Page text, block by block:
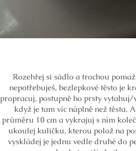
Rozehřej si sádlo a trochou
nepotřebuješ, bezlepkové těsto je
propracuj, postupně ho prsty
když je tam víc náplně než těsta.
průměru 10 cm a vykrajuj s ním
ukoulej kuličku, kterou polož na
vyskládej je jednu vedle druhé do